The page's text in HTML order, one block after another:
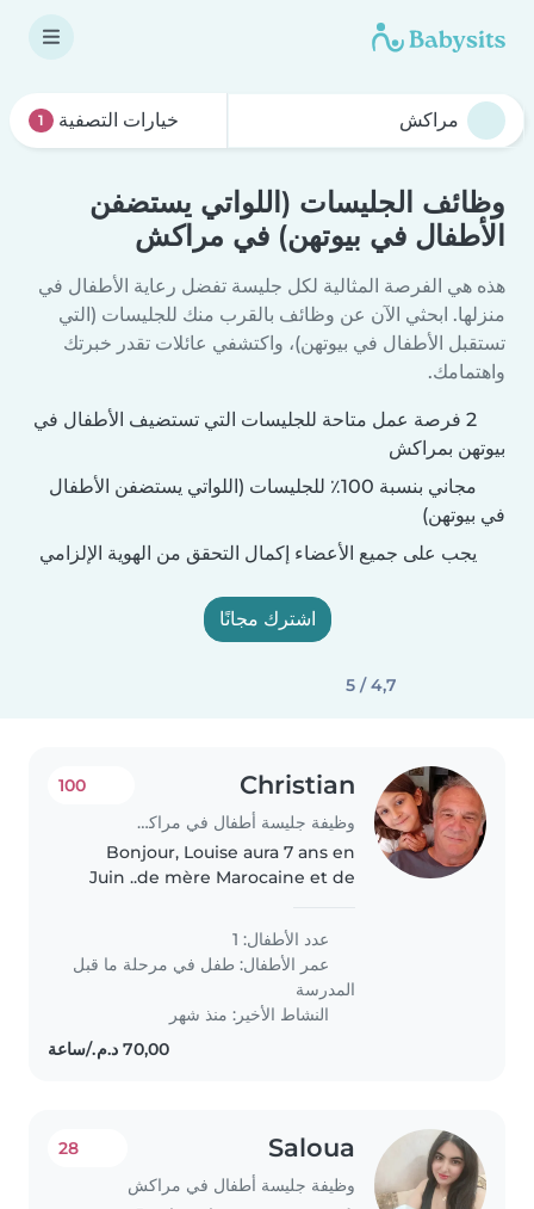
خيارات التصفية 1
وظائف الجليسات (اللواتي يستضفن
الأطفال في بيوتهن) في مراكش
هذه هي الفرصة المثالية لكل جليسة تفضل رعاية الأطفال في
منزلها. ابحثي الآن عن وظائف بالقرب منك للجليسات (التي
تستقبل الأطفال في بيوتهن)، واكتشفي عائلات تقدر خبرتك
واهتمامك.
2 فرصة عمل متاحة للجليسات التي تستضيف الأطفال في
بيوتهن بمراكش
مجاني بنسبة 100٪ للجليسات (اللواتي يستضفن الأطفال
في بيوتهن)
يجب على جميع الأعضاء إكمال التحقق من الهوية الإلزامي
اشترك مجانًا
4,7 / 5
Christian
وظيفة جليسة أطفال في مراكش
100
Bonjour, Louise aura 7 ans en
Juin ..de mère Marocaine et de
trilingue à Gueliz.. pratique de
nombreuses activités d aides
pour ses devoirs et pratiquer..
عدد الأطفال: 1
عمر الأطفال: طفل في مرحلة ما قبل
المدرسة
النشاط الأخير: منذ شهر
Saloua
وظيفة جليسة أطفال في مراكش
28